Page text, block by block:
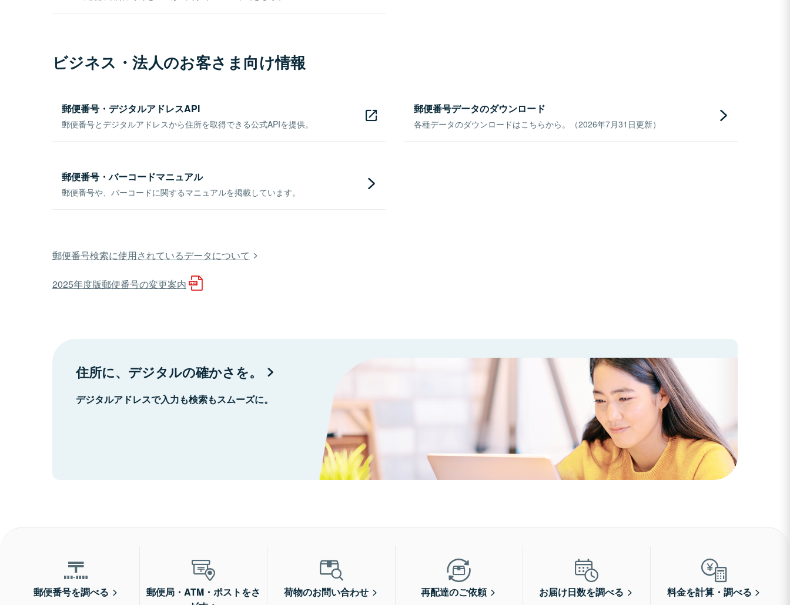
ビジネス・法人のお客さま向け情報
郵便番号・デジタルアドレスAPI
郵便番号とデジタルアドレスから住所を取得できる公式APIを提供。
郵便番号データのダウンロード
各種データのダウンロードはこちらから。（2026年7月31日更新）
郵便番号・バーコードマニュアル
郵便番号や、バーコードに関するマニュアルを掲載しています。
郵便番号検索に使用されているデータについて
2025年度版郵便番号の変更案内
住所に、デジタルの確かさを。
デジタルアドレスで入力も検索もスムーズに。
郵便番号を調べる
郵便局・ATM・ポストをさ
荷物のお問い合わせ 再配達のご依頼 お届け日数を調べる 料金を計算・調べる